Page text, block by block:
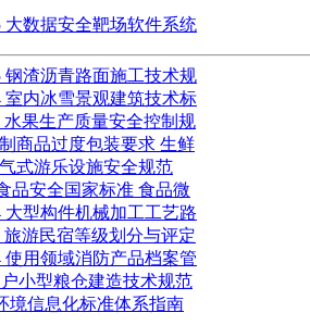
大数据安全靶场软件系统
钢渣沥青路面施工技术规
室内冰雪景观建筑技术标
水果生产质量安全控制规
商品过度包装要求 生鲜
式游乐设施安全规范
品安全国家标准 食品微
大型构件机械加工工艺路
旅游民宿等级划分与评定
使用领域消防产品档案管
户小型粮仓建造技术规范
境信息化标准体系指南